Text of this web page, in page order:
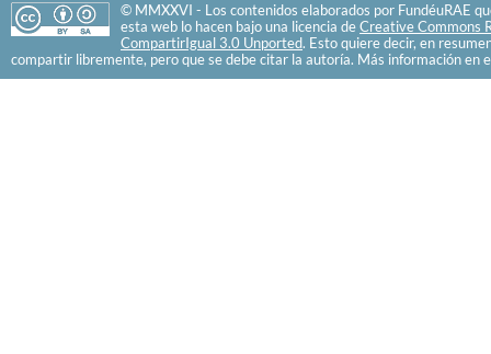
© MMXXVI - Los contenidos elaborados por FundéuRAE
esta web lo hacen bajo una licencia de Creative Commons
CompartirIgual 3.0 Unported. Esto quiere decir, en
compartir libremente, pero que se debe citar la autoría. Más información en